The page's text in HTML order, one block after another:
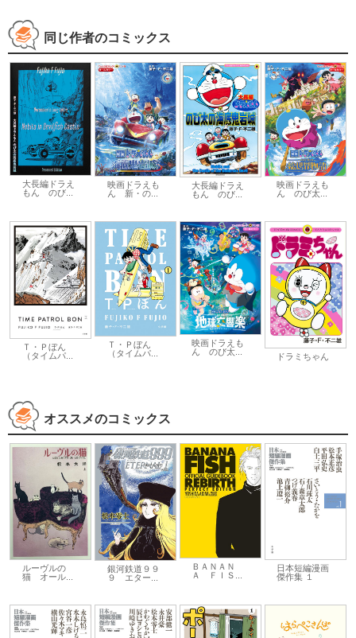
同じ作者のコミックス
大長編ドラえ
もん のび...
映画ドラえも
ん 新・の...
大長編ドラえ
もん のび...
映画ドラえも
ん のび太...
Ｔ・Ｐぼん
（タイムパ...
Ｔ・Ｐぼん
（タイムパ...
映画ドラえも
ん のび太...
ドラミちゃん
オススメのコミックス
ルーヴルの
猫 オール...
銀河鉄道９９
９ エター...
ＢＡＮＡＮ
Ａ ＦＩＳ...
日本短編漫画
傑作集 １